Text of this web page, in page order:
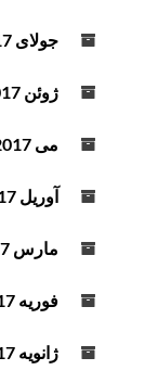
جولای 2017
ژوئن 2017
می 2017
آوریل 2017
مارس 2017
فوریه 2017
ژانویه 2017